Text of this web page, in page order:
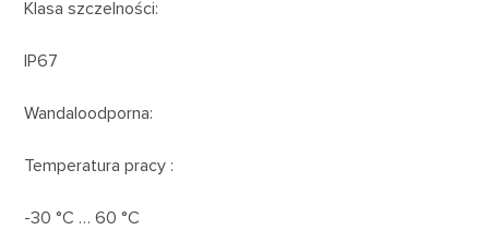
Klasa szczelności:
IP67
Wandaloodporna:
Temperatura pracy :
-30 °C … 60 °C